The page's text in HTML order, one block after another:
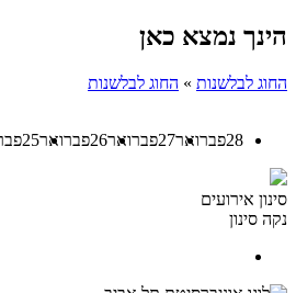
הינך נמצא כאן
החוג לבלשנות » החוג לבלשנות
28פברואר27פברואר26פברואר25
סינון אירועים
נקה סינון